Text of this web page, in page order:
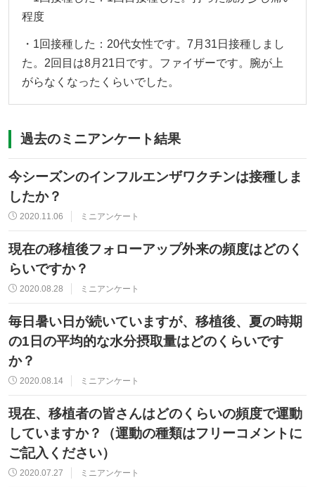
程度
・1回接種した：20代女性です。7月31日接種しまし
た。2回目は8月21日です。ファイザーです。腕が上
がらなくなったくらいでした。
過去のミニアンケート結果
今シーズンのインフルエンザワクチンは接種しま
したか？
2020.11.06 ミニアンケート
現在の移植後フォローアップ外来の頻度はどのく
らいですか？
2020.08.28 ミニアンケート
毎日暑い日が続いていますが、移植後、夏の時期
の1日の平均的な水分摂取量はどのくらいです
か？
2020.08.14 ミニアンケート
現在、移植者の皆さんはどのくらいの頻度で運動
していますか？（運動の種類はフリーコメントに
ご記入ください）
2020.07.27 ミニアンケート